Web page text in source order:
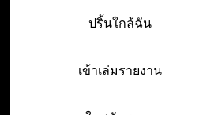
ปริ้นใกล้ฉัน
เข้าเล่มรายงาน